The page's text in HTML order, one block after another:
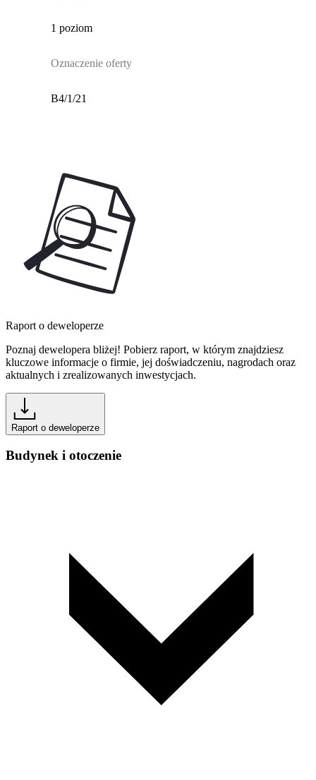
1 poziom
Oznaczenie oferty
B4/1/21
Raport o deweloperze
Poznaj dewelopera bliżej! Pobierz raport, w którym znajdziesz
kluczowe informacje o firmie, jej doświadczeniu, nagrodach oraz
aktualnych i zrealizowanych inwestycjach.
Raport o deweloperze
Budynek i otoczenie